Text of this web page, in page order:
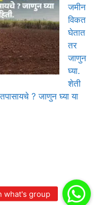
जमीन
विकत
घेतात
तर
जाणुन
घ्या.
शेती
? जाणुन घ्या या